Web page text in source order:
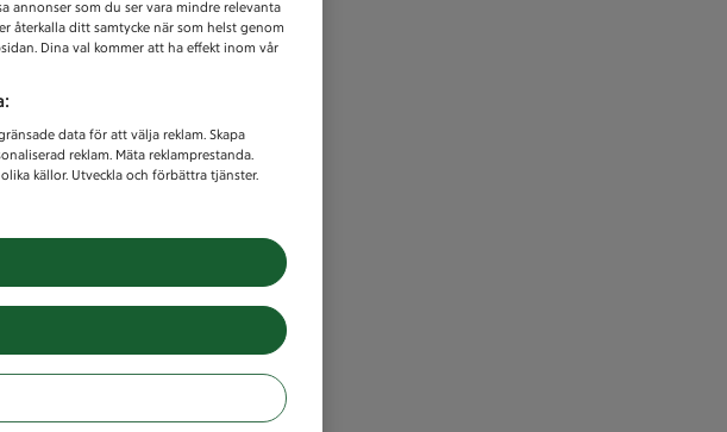
annonser som du ser vara mindre relevanta
återkalla ditt samtycke när som helst genom
Dina val kommer att ha effekt inom vår
data för att välja reklam. Skapa
reklam. Mäta reklamprestanda.
källor. Utveckla och förbättra tjänster.